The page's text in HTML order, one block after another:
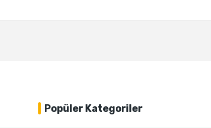
Popüler Kategoriler